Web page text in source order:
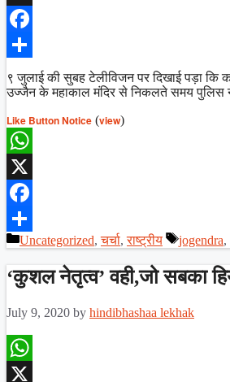
X
Facebook
९ जुलाई की सुबह टेलीविजन पर दिखाई पड़ा कि
उज्जैन के महाकाल मंदिर से निकलते समय पुलिस
Like Button Notice (view)
WhatsApp
X
Facebook
Share
Categories
Uncategorized,चर्चा,राष्ट्रीय Tags
jogendra,
‘कुशल नेतृत्व’ वही,जो सबका
July 9, 2020 by hindibhashaa lekhak
WhatsApp